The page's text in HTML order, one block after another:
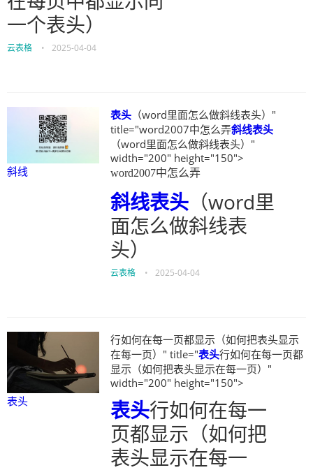
一个表头）
云表格 • 2025-04-04
斜线
表头 （word里面怎么做斜线表头）"
title="word2007中怎么弄斜线表头
（word里面怎么做斜线表头）"
width="200" height="150">
word2007中怎么弄
斜线表头 （word里
面怎么做斜线表
头）
云表格 • 2025-04-04
表头
行如何在每一页都显示（如何把表头显示
在每一页）" title="表头行如何在每一页都
显示（如何把表头显示在每一页）"
width="200" height="150">
表头行如何在每一
页都显示（如何把
表头显示在每一